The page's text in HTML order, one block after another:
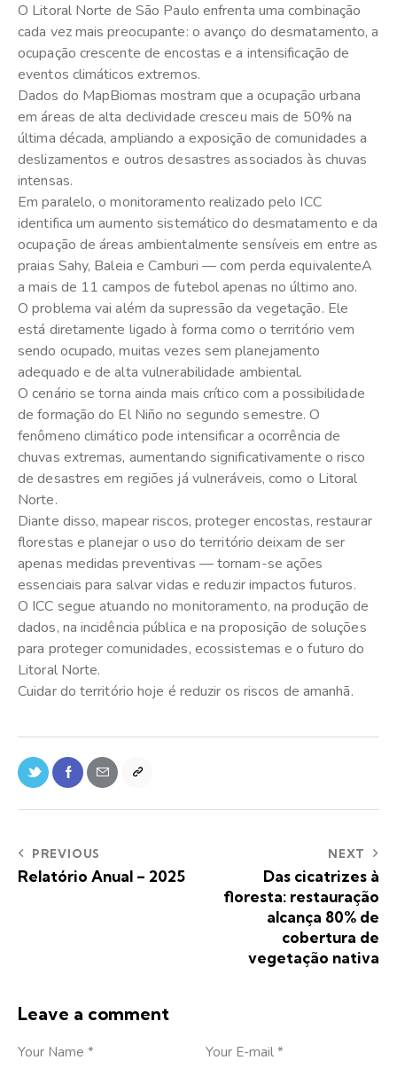
O Litoral Norte de São Paulo enfrenta uma combinação
cada vez mais preocupante: o avanço do desmatamento, a
ocupação crescente de encostas e a intensificação de
eventos climáticos extremos.
Dados do MapBiomas mostram que a ocupação urbana
em áreas de alta declividade cresceu mais de 50% na
última década, ampliando a exposição de comunidades a
deslizamentos e outros desastres associados às chuvas
intensas.
Em paralelo, o monitoramento realizado pelo ICC
identifica um aumento sistemático do desmatamento e da
ocupação de áreas ambientalmente sensíveis em entre as
praias Sahy, Baleia e Camburi — com perda equivalenteA
a mais de 11 campos de futebol apenas no último ano.
O problema vai além da supressão da vegetação. Ele
está diretamente ligado à forma como o território vem
sendo ocupado, muitas vezes sem planejamento
adequado e de alta vulnerabilidade ambiental.
O cenário se torna ainda mais crítico com a possibilidade
de formação do El Niño no segundo semestre. O
fenômeno climático pode intensificar a ocorrência de
chuvas extremas, aumentando significativamente o risco
de desastres em regiões já vulneráveis, como o Litoral
Norte.
Diante disso, mapear riscos, proteger encostas, restaurar
florestas e planejar o uso do território deixam de ser
apenas medidas preventivas — tornam-se ações
essenciais para salvar vidas e reduzir impactos futuros.
O ICC segue atuando no monitoramento, na produção de
dados, na incidência pública e na proposição de soluções
para proteger comunidades, ecossistemas e o futuro do
Litoral Norte.
Cuidar do território hoje é reduzir os riscos de amanhã.
PREVIOUS
Relatório Anual – 2025
NEXT
Das cicatrizes à
floresta: restauração
alcança 80% de
cobertura de
vegetação nativa
Leave a comment